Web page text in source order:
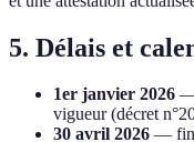
5. Délais et
1er janvier 2026 —
vigueur (décret
30 avril 2026 — fin